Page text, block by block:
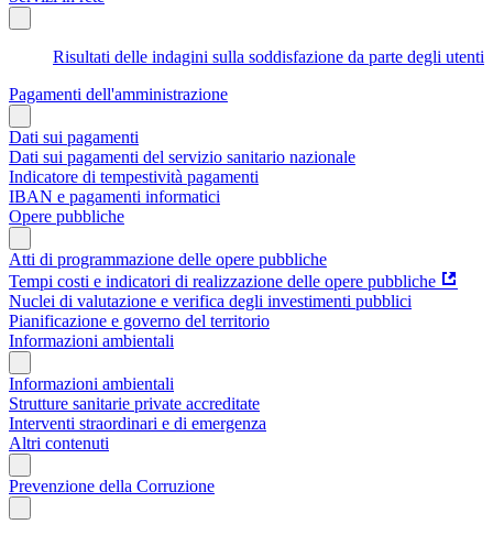
Risultati delle indagini sulla soddisfazione da parte degli utenti
Pagamenti dell'amministrazione
Dati sui pagamenti
Dati sui pagamenti del servizio sanitario nazionale
Indicatore di tempestività pagamenti
IBAN e pagamenti informatici
Opere pubbliche
Atti di programmazione delle opere pubbliche
Tempi costi e indicatori di realizzazione delle opere pubbliche
Nuclei di valutazione e verifica degli investimenti pubblici
Pianificazione e governo del territorio
Informazioni ambientali
Informazioni ambientali
Strutture sanitarie private accreditate
Interventi straordinari e di emergenza
Altri contenuti
Prevenzione della Corruzione